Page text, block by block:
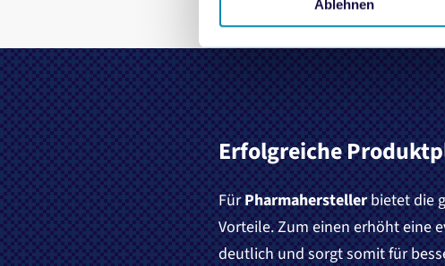
Ablehnen
Erfolgreiche
FürPharmaherstellerbietet die
Vorteile. Zum einen erhöht eine
deutlich und sorgt somit für